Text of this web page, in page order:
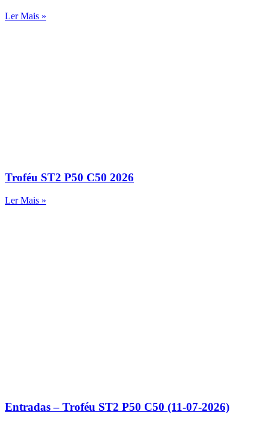
Ler Mais »
Troféu ST2 P50 C50 2026
Ler Mais »
Entradas – Troféu ST2 P50 C50 (11-07-2026)